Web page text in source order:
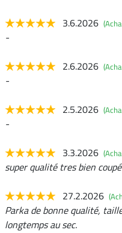
3.6.2026
-
2.6.2026
-
2.5.2026
-
3.3.2026
super qualité tres bien coupé
27.2.2026
Parka de bonne qualité,
longtemps au sec.